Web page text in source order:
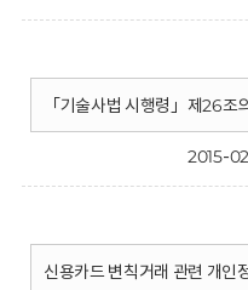
「기술사법 시행령」제26조
2015-
신용카드 변칙거래 관련 개인